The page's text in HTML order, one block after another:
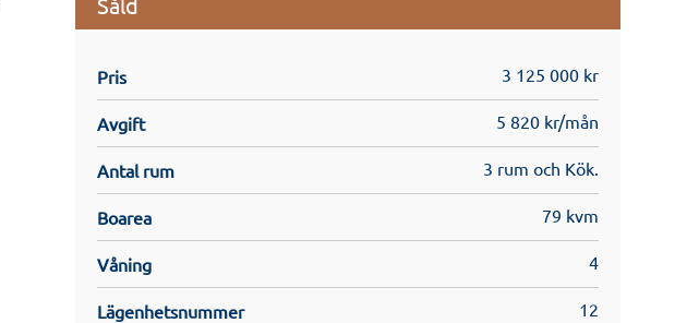
Pris 3 125 000 kr
Avgift 5 820 kr/mån
Antal rum 3 rum och Kök.
Boarea 79 kvm
Våning 4
Lägenhetsnummer 12